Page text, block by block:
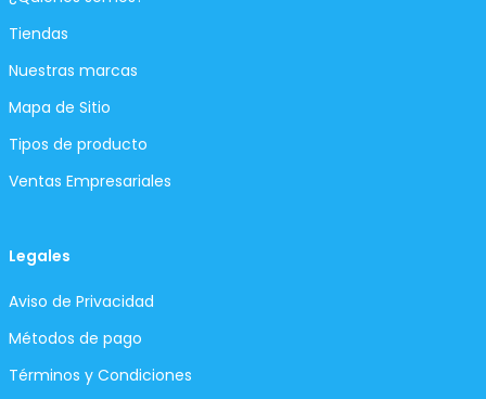
Tiendas
Nuestras marcas
Mapa de Sitio
Tipos de producto
Ventas Empresariales
Legales
Aviso de Privacidad
Métodos de pago
Términos y Condiciones